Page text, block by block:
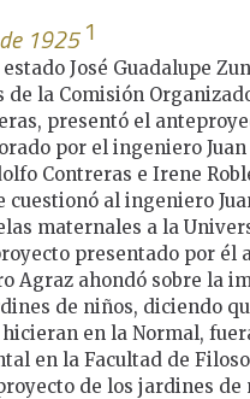
1925 1
José Guadalupe
la Comisión
presentó el
por el ingeniero
Contreras e Irene
al ingeniero
maternales a la
presentado por él
Agraz ahondó sobre la
de niños, diciendo
en la Normal,
en la Facultad de
de los jardines de